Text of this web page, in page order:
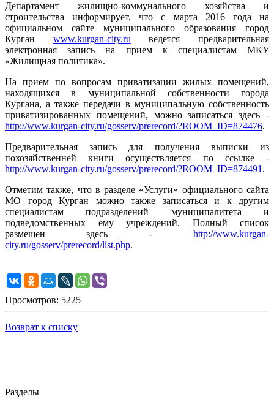
Департамент жилищно-коммунального хозяйства и
строительства информирует, что с марта 2016 года на
официальном сайте муниципального образования город
Курган www.kurgan-city.ruведется предварительная
электронная запись на прием к специалистам МКУ
«Жилищная политика».
На прием по вопросам приватизации жилых помещений,
находящихся в муниципальной собственности города
Кургана, а также передачи в муниципальную собственность
приватизированных помещений, можно записаться здесь -
http://www.kurgan-city.ru/gosserv/prerecord/?ROOM_ID=874476.
Предварительная запись для получения выписки из
похозяйственней книги осуществляется по ссылке -
http://www.kurgan-city.ru/gosserv/prerecord/?ROOM_ID=874491.
Отметим также, что в разделе «Услуги» официального сайта
МО город Курган можно также записаться и к другим
специалистам подразделений муниципалитета и
подведомственных ему учреждений. Полный список
размещен здесь - http://www.kurgan-
city.ru/gosserv/prerecord/list.php.
Просмотров: 5225
Возврат к списку
Разделы